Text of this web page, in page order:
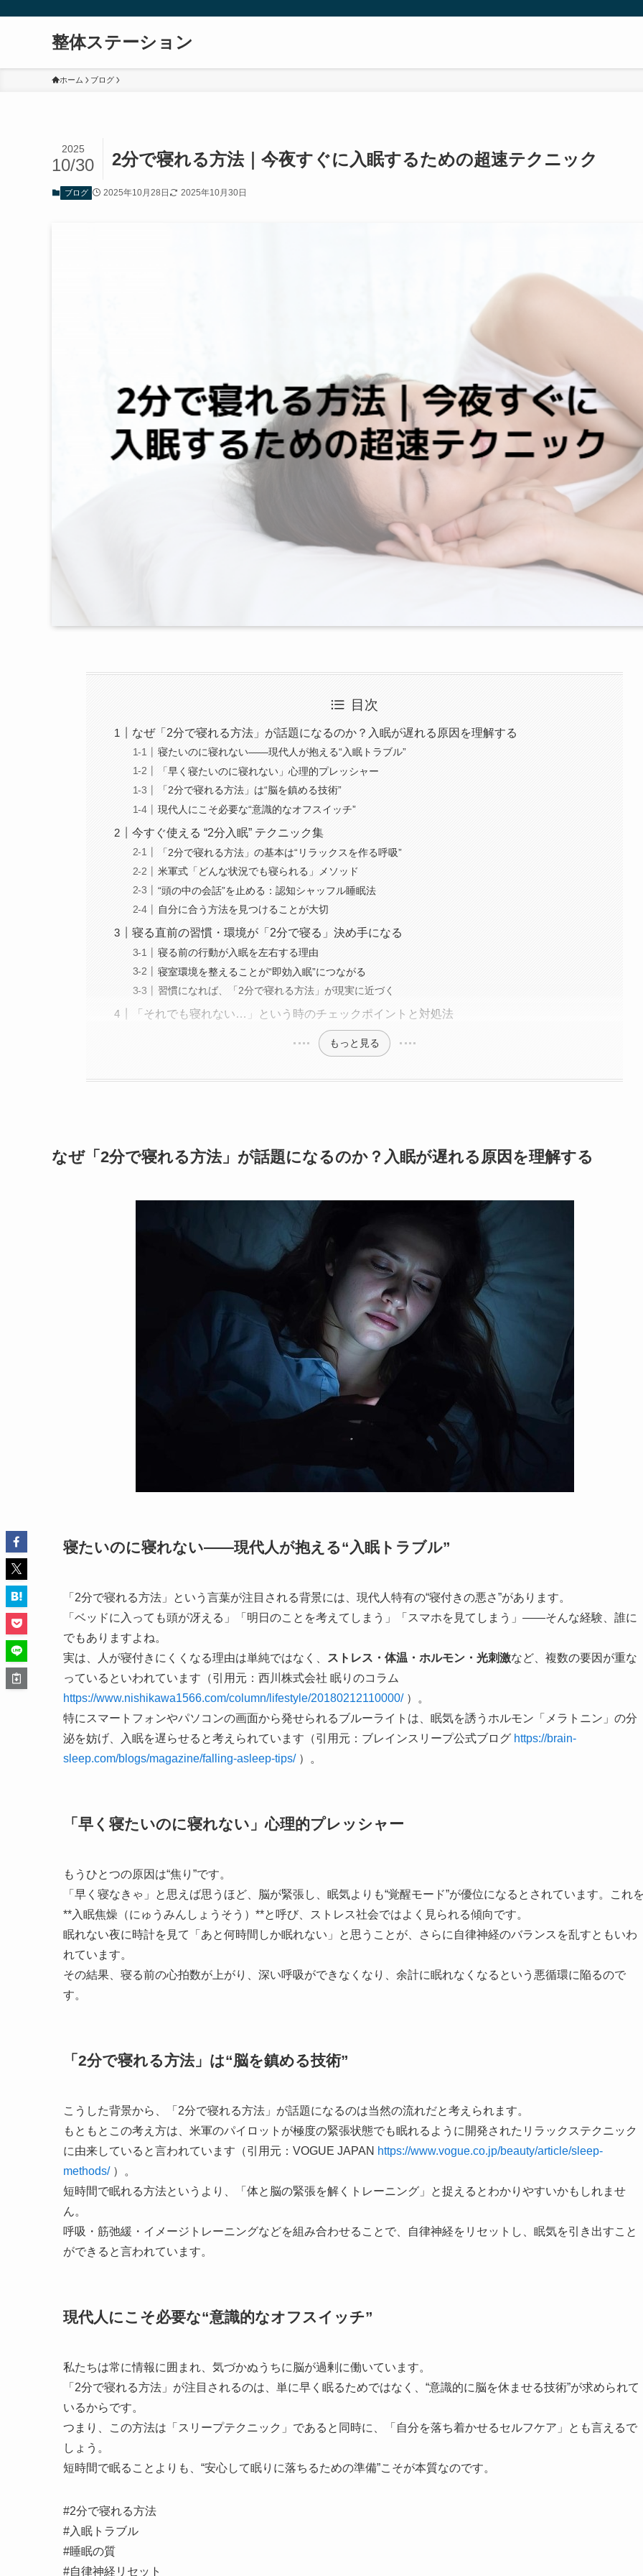
整体ステーション
ホーム ブログ
2分で寝れる方法｜今夜すぐに入眠するための超速テクニック
2025
10/30
ブログ 2025年10月28日 2025年10月30日
目次
なぜ「2分で寝れる方法」が話題になるのか？入眠が遅れる原因を理解する
寝たいのに寝れない——現代人が抱える“入眠トラブル”
「早く寝たいのに寝れない」心理的プレッシャー
「2分で寝れる方法」は“脳を鎮める技術”
現代人にこそ必要な“意識的なオフスイッチ”
今すぐ使える “2分入眠” テクニック集
「2分で寝れる方法」の基本は“リラックスを作る呼吸”
米軍式「どんな状況でも寝られる」メソッド
“頭の中の会話”を止める：認知シャッフル睡眠法
自分に合う方法を見つけることが大切
寝る直前の習慣・環境が「2分で寝る」決め手になる
寝る前の行動が入眠を左右する理由
寝室環境を整えることが“即効入眠”につながる
習慣になれば、「2分で寝れる方法」が現実に近づく
「それでも寝れない…」という時のチェックポイントと対処法
もっと見る
なぜ「2分で寝れる方法」が話題になるのか？入眠が遅れる原因を理解する
寝たいのに寝れない——現代人が抱える“入眠トラブル”
「2分で寝れる方法」という言葉が注目される背景には、現代人特有の“寝付きの悪さ”があります。
「ベッドに入っても頭が冴える」「明日のことを考えてしまう」「スマホを見てしまう」――そんな経験、誰に
でもありますよね。
実は、人が寝付きにくくなる理由は単純ではなく、
ストレス・体温・ホルモン・光刺激など、複数の要因が重な
っているといわれています（引用元：西川株式会社 眠りのコラム
https://www.nishikawa1566.com/column/lifestyle/20180212110000/）。
特にスマートフォンやパソコンの画面から発せられるブルーライトは、眠気を誘うホルモン「メラトニン」の分
泌を妨げ、入眠を遅らせると考えられています（引用元：ブレインスリープ公式ブログ https://brain-
sleep.com/blogs/magazine/falling-asleep-tips/）。
「早く寝たいのに寝れない」心理的プレッシャー
もうひとつの原因は“焦り”です。
「早く寝なきゃ」と思えば思うほど、脳が緊張し、眠気よりも“覚醒モード”が優位になるとされています。これ
**入眠焦燥（にゅうみんしょうそう）**と呼び、ストレス社会ではよく見られる傾向です。
眠れない夜に時計を見て「あと何時間しか眠れない」と思うことが、さらに自律神経のバランスを乱すともいわ
れています。
その結果、寝る前の心拍数が上がり、深い呼吸ができなくなり、余計に眠れなくなるという悪循環に陥るので
す。
「2分で寝れる方法」は“脳を鎮める技術”
こうした背景から、「2分で寝れる方法」が話題になるのは当然の流れだと考えられます。
もともとこの考え方は、米軍のパイロットが極度の緊張状態でも眠れるように開発されたリラックステクニック
に由来していると言われています（引用元：VOGUE JAPAN https://www.vogue.co.jp/beauty/article/sleep-
methods/）。
短時間で眠れる方法というより、「体と脳の緊張を解くトレーニング」と捉えるとわかりやすいかもしれませ
ん。
呼吸・筋弛緩・イメージトレーニングなどを組み合わせることで、自律神経をリセットし、眠気を引き出すこと
ができると言われています。
現代人にこそ必要な“意識的なオフスイッチ”
私たちは常に情報に囲まれ、気づかぬうちに脳が過剰に働いています。
「2分で寝れる方法」が注目されるのは、単に早く眠るためではなく、“意識的に脳を休ませる技術”が求められて
いるからです。
つまり、この方法は「スリープテクニック」であると同時に、「自分を落ち着かせるセルフケア」とも言えるで
しょう。
短時間で眠ることよりも、“安心して眠りに落ちるための準備”こそが本質なのです。
#2分で寝れる方法
#入眠トラブル
#睡眠の質
#自律神経リセット